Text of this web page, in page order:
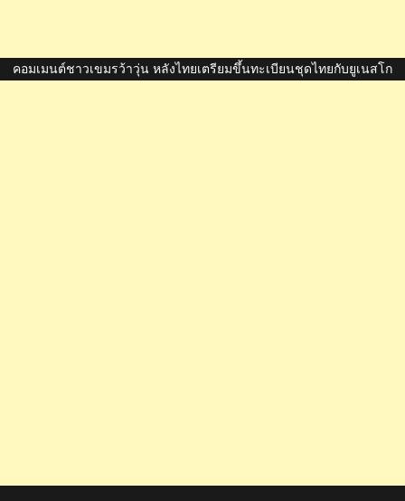
คอมเมนต์ชาวเขมรว้าวุ่น หลังไทยเตรียมขึ้นทะเบียนชุดไทยกับยูเนสโก